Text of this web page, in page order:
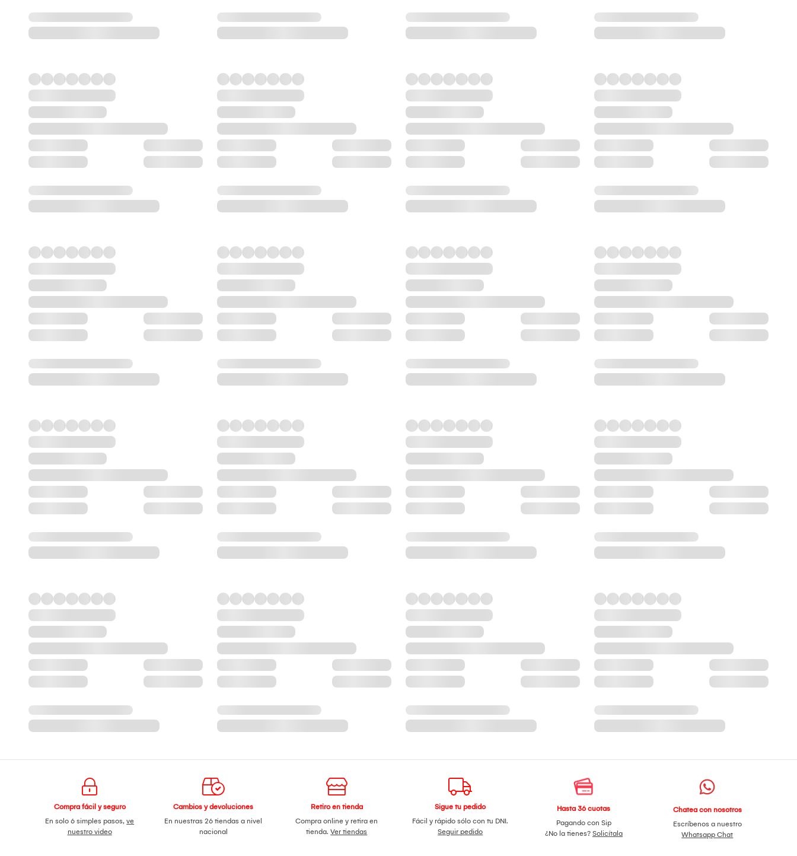
Compra fácil y seguro
En solo 6 simples pasos,ve
nuestro video
Cambios y devoluciones
En nuestras 26 tiendas a nivel
nacional
Retiro en tienda
Compra online y retira en
tienda.Ver tiendas
Sigue tu pedido
Fácil y rápido sólo con tu DNI.
Seguir pedido
Hasta 36 cuotas
Pagando con Sip
¿No la tienes? Solicítala
Chatea con nosotros
Escríbenos a nuestro
Whatsapp Chat